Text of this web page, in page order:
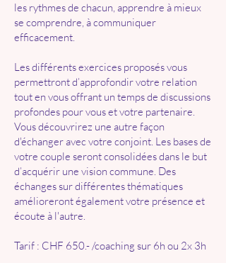
les rythmes de chacun, apprendre à mieux
se comprendre, à communiquer
efficacement.
​​​Les différents exercices proposés vous
permettront d’approfondir votre relation
tout en vous offrant un temps de discussions
profondes pour vous et votre partenaire.
Vous découvrirez une autre façon
d'échanger avec votre conjoint. Les bases de
votre couple seront consolidées dans le but
d’acquérir une vision commune. Des
échanges sur différentes thématiques
amélioreront également votre présence et
écoute à l'autre.
Tarif : CHF 650.- /coaching sur 6h ou 2x 3h